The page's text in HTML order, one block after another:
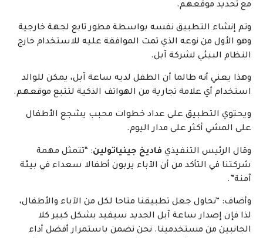
مع تحديد موقعهم.
وتم إنشاء التطبيق نفسه بواسطة مطور تابع لجهة خارجية
وهو الأول من نوعه الذي تمت الموافقة عليه للاستخدام خارج
النظام البيئي لشركة آبل.
وهذا يعني أنه طالما أن الطفل لديه ساعة آبل، يمكن للوالد
استخدام أي علامة تجارية من الهواتف الذكية لتتبع موقعهم.
ويحتوي التطبيق على عداد خطوات محبب يشجع الأطفال
على المشي أكثر على مدار اليوم.
وقال الرئيس التنفيذي فاديخ جينياتولين: “تتمثل مهمة
شركتنا في التأكد من أن الآباء يربون أطفالا سعداء في بيئة
آمنة”.
وأضاف: “نحاول جعل تطبيقنا متاحا لكل من الآباء والأطفال،
لذا فإن إصدار ساعة آبل الجديد سيفيد بشكل كبير كلا
الجانبين من مستخدمينا. نحن نضمن باستمرار أفضل أداء